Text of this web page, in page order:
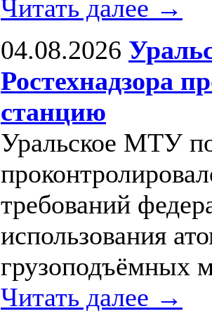
Читать далее →
04.08.2026
Ростехнадзора
станцию
Уральское МТУ
требований
использования
грузоподъёмных
Читать далее →